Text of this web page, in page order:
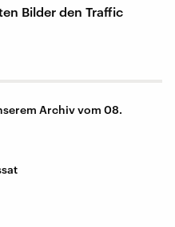
Bilder den Traffic
Archiv vom 08.